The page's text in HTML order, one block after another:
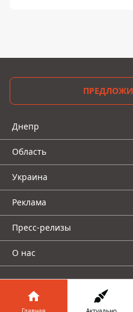
Днепр
Область
Украина
Реклама
Пресс-релизы
О нас